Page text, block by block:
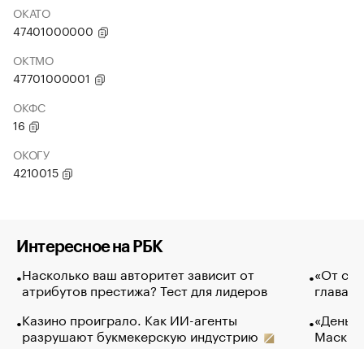
ОКАТО
47401000000
ОКТМО
47701000001
ОКФС
16
ОКОГУ
4210015
Интересное на РБК
Насколько ваш авторитет зависит от
атрибутов престижа? Тест для лидеров
Казино проиграло. Как ИИ-агенты
разрушают букмекерскую индустрию
«От
глава
Маск в